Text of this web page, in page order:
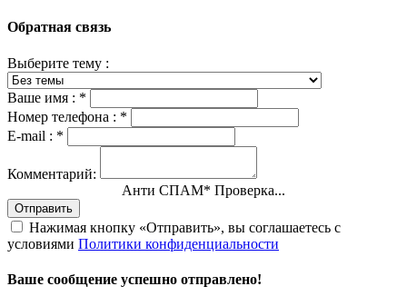
Обратная связь
Выберите тему :
Ваше имя : *
Номер телефона : *
E-mail : *
Комментарий:
Анти СПАМ* Проверка...
Отправить
Нажимая кнопку «Отправить», вы соглашаетесь с
условиями Политики конфиденциальности
Ваше сообщение успешно отправлено!